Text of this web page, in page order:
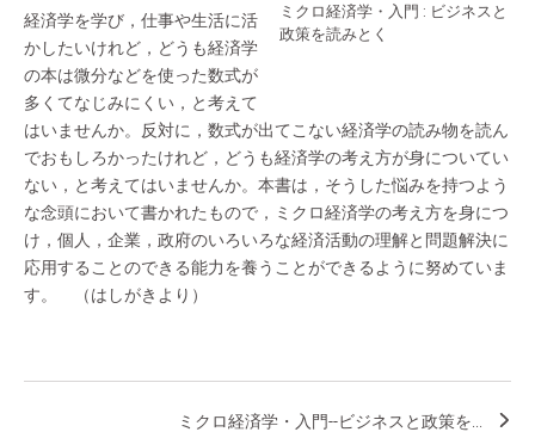
ミクロ経済学・入門 : ビジネスと
政策を読みとく
経済学を学び，仕事や生活に活
かしたいけれど，どうも経済学
の本は微分などを使った数式が
多くてなじみにくい，と考えて
はいませんか。反対に，数式が出てこない経済学の読み物を読ん
でおもしろかったけれど，どうも経済学の考え方が身についてい
ない，と考えてはいませんか。本書は，そうした悩みを持つよう
な念頭において書かれたもので，ミクロ経済学の考え方を身につ
け，個人，企業，政府のいろいろな経済活動の理解と問題解決に
応用することのできる能力を養うことができるように努めていま
す。 （はしがきより）
ミクロ経済学・入門--ビジネスと政策を...